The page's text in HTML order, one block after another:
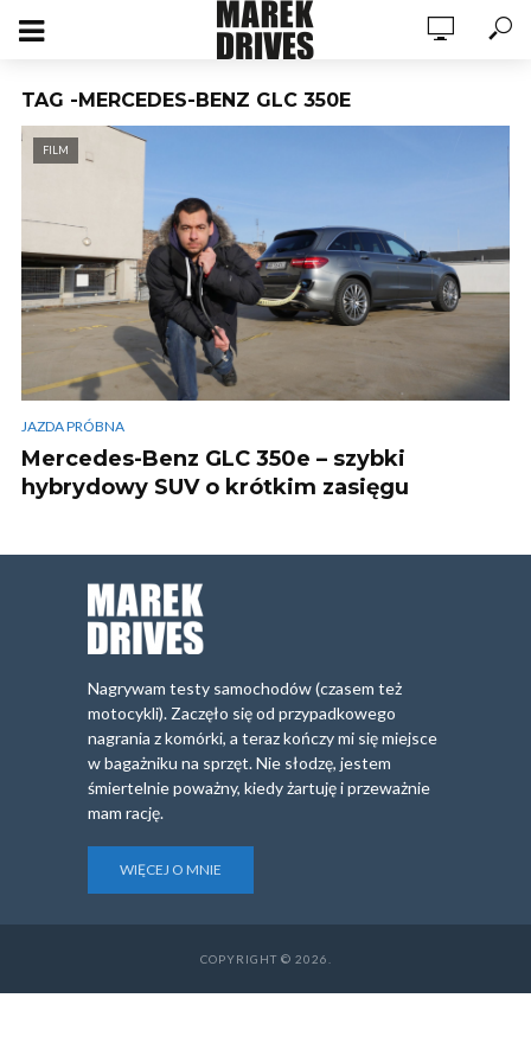
TAG -MERCEDES-BENZ GLC 350E
FILM
JAZDA PRÓBNA
Mercedes-Benz GLC 350e – szybki
hybrydowy SUV o krótkim zasięgu
Nagrywam testy samochodów (czasem też
motocykli). Zaczęło się od przypadkowego
nagrania z komórki, a teraz kończy mi się miejsce
w bagażniku na sprzęt. Nie słodzę, jestem
śmiertelnie poważny, kiedy żartuję i przeważnie
mam rację.
WIĘCEJ O MNIE
COPYRIGHT © 2026.